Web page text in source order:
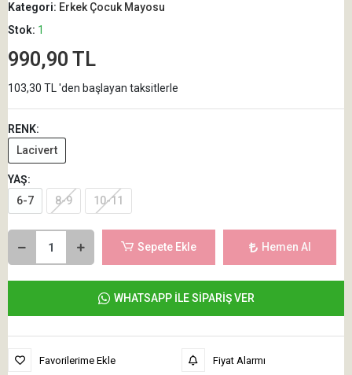
Kategori: Erkek Çocuk Mayosu
Stok: 1
990,90 TL
103,30 TL 'den başlayan taksitlerle
RENK:
Lacivert
YAŞ:
6-7
8-9 10-11
Sepete Ekle Hemen Al
WHATSAPP İLE SİPARİŞ VER
Favorilerime Ekle Fiyat Alarmı